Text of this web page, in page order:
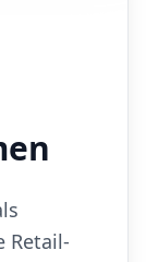
Retail-